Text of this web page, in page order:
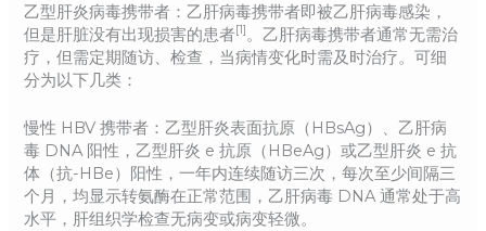
乙型肝炎病毒携带者：乙肝病毒携带者即被乙肝病毒感染，
但是肝脏没有出现损害的患者[1]。乙肝病毒携带者通常无需治
疗，但需定期随访、检查，当病情变化时需及时治疗。可细
分为以下几类：
慢性 HBV 携带者：乙型肝炎表面抗原（HBsAg）、乙肝病
毒 DNA 阳性，乙型肝炎 e 抗原（HBeAg）或乙型肝炎 e 抗
体（抗-HBe）阳性，一年内连续随访三次，每次至少间隔三
个月，均显示转氨酶在正常范围，乙肝病毒 DNA 通常处于高
水平，肝组织学检查无病变或病变轻微。